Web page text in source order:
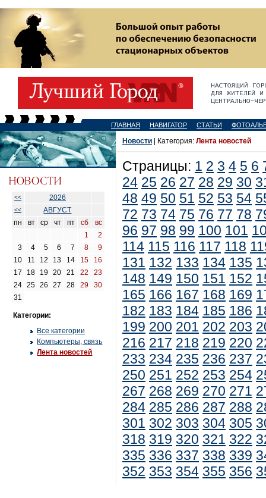
ГЛАВНАЯ НАВИГАТОР СТАТЬИ
<< 2026
<<
АВГУСТ
пн
вт ср чт пт сб
вс
1
2
3
4 5 6 7 8
9
10
11 12 13 14 15
16
17
18 19 20 21 22
23
24
25 26 27 28 29
30
31
Категории:
Все категории
Компьютеры, связь
Лента новостей
Новости | Категория: Лента новостей
Страницы: 1 2 3 4 5 6
24 25 26 27 28 29 30
48 49 50 51 52 53 54
72 73 74 75 76 77 78
96 97 98 99 100 101
114 115 116 117 118
131 132 133 134 135
148 149 150 151 152
165 166 167 168 169
182 183 184 185 186
199 200 201 202 203
216 217 218 219 220
233 234 235 236 237
250 251 252 253 254
267 268 269 270 271
284 285 286 287 288
301 302 303 304 305
318 319 320 321 322
335 336 337 338 339
352 353 354 355 356